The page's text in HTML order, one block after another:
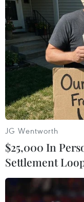
TIN LIÊN
JG Wentworth
$25,000 In
Settlement